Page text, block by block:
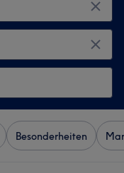
Besonderheiten